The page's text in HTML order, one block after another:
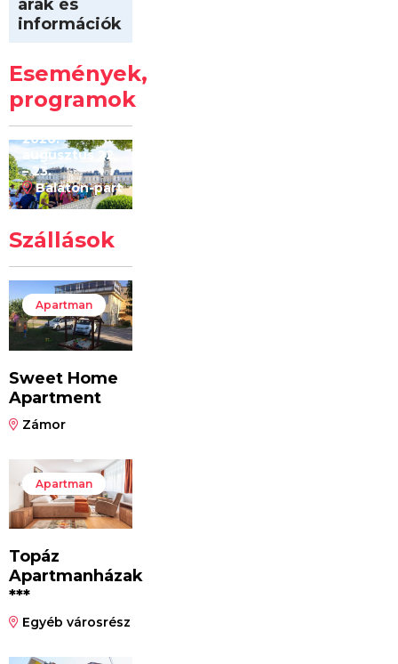
árak és
információk
Események,
programok
Kilóméterek
2026
2026.
augusztus 22
– 23.
Balaton-part
Szállások
Apartman
Sweet Home
Apartment
Zámor
Apartman
Topáz
Apartmanházak
***
Egyéb városrész